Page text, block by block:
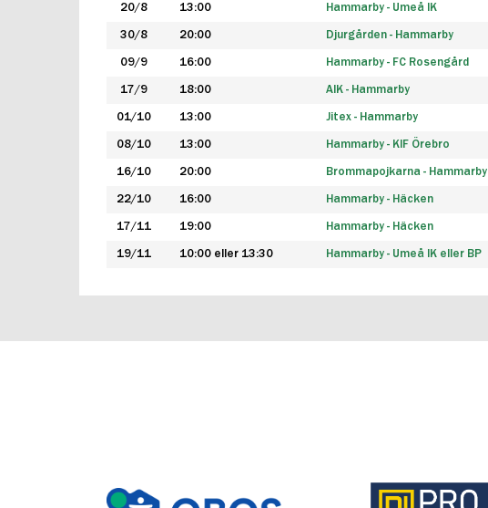
20/8 13:00 Hammarby - Umeå IK
30/8 20:00 Djurgården - Hammarby
09/9 16:00 Hammarby - FC Rosengård
17/9 18:00 AIK - Hammarby
01/10 13:00 Jitex - Hammarby
08/10 13:00 Hammarby - KIF Örebro
16/10 20:00 Brommapojkarna - Hammarby
22/10 16:00 Hammarby - Häcken
17/11 19:00 Hammarby - Häcken
19/11 10:00 eller 13:30 Hammarby - Umeå IK eller BP